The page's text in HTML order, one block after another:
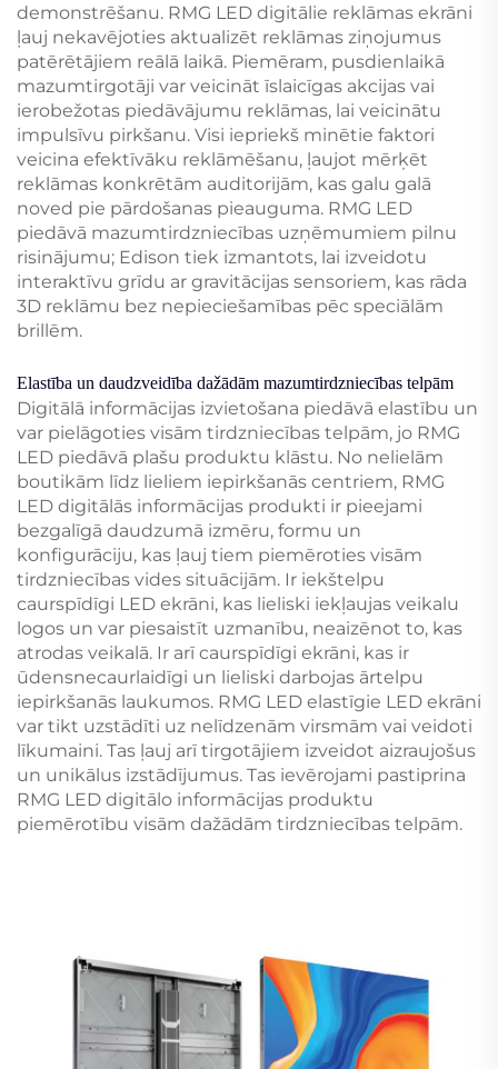
demonstrēšanu. RMG LED digitālie reklāmas ekrāni
ļauj nekavējoties aktualizēt reklāmas ziņojumus
patērētājiem reālā laikā. Piemēram, pusdienlaikā
mazumtirgotāji var veicināt īslaicīgas akcijas vai
ierobežotas piedāvājumu reklāmas, lai veicinātu
impulsīvu pirkšanu. Visi iepriekš minētie faktori
veicina efektīvāku reklāmēšanu, ļaujot mērķēt
reklāmas konkrētām auditorijām, kas galu galā
noved pie pārdošanas pieauguma. RMG LED
piedāvā mazumtirdzniecības uzņēmumiem pilnu
risinājumu; Edison tiek izmantots, lai izveidotu
interaktīvu grīdu ar gravitācijas sensoriem, kas rāda
3D reklāmu bez nepieciešamības pēc speciālām
brillēm.
Elastība un daudzveidība dažādām mazumtirdzniecības telpām
Digitālā informācijas izvietošana piedāvā elastību un
var pielāgoties visām tirdzniecības telpām, jo RMG
LED piedāvā plašu produktu klāstu. No nelielām
boutikām līdz lieliem iepirkšanās centriem, RMG
LED digitālās informācijas produkti ir pieejami
bezgalīgā daudzumā izmēru, formu un
konfigurāciju, kas ļauj tiem piemēroties visām
tirdzniecības vides situācijām. Ir iekštelpu
caurspīdīgi LED ekrāni, kas lieliski iekļaujas veikalu
logos un var piesaistīt uzmanību, neaizēnot to, kas
atrodas veikalā. Ir arī caurspīdīgi ekrāni, kas ir
ūdensnecaurlaidīgi un lieliski darbojas ārtelpu
iepirkšanās laukumos. RMG LED elastīgie LED ekrāni
var tikt uzstādīti uz nelīdzenām virsmām vai veidoti
līkumaini. Tas ļauj arī tirgotājiem izveidot aizraujošus
un unikālus izstādījumus. Tas ievērojami pastiprina
RMG LED digitālo informācijas produktu
piemērotību visām dažādām tirdzniecības telpām.